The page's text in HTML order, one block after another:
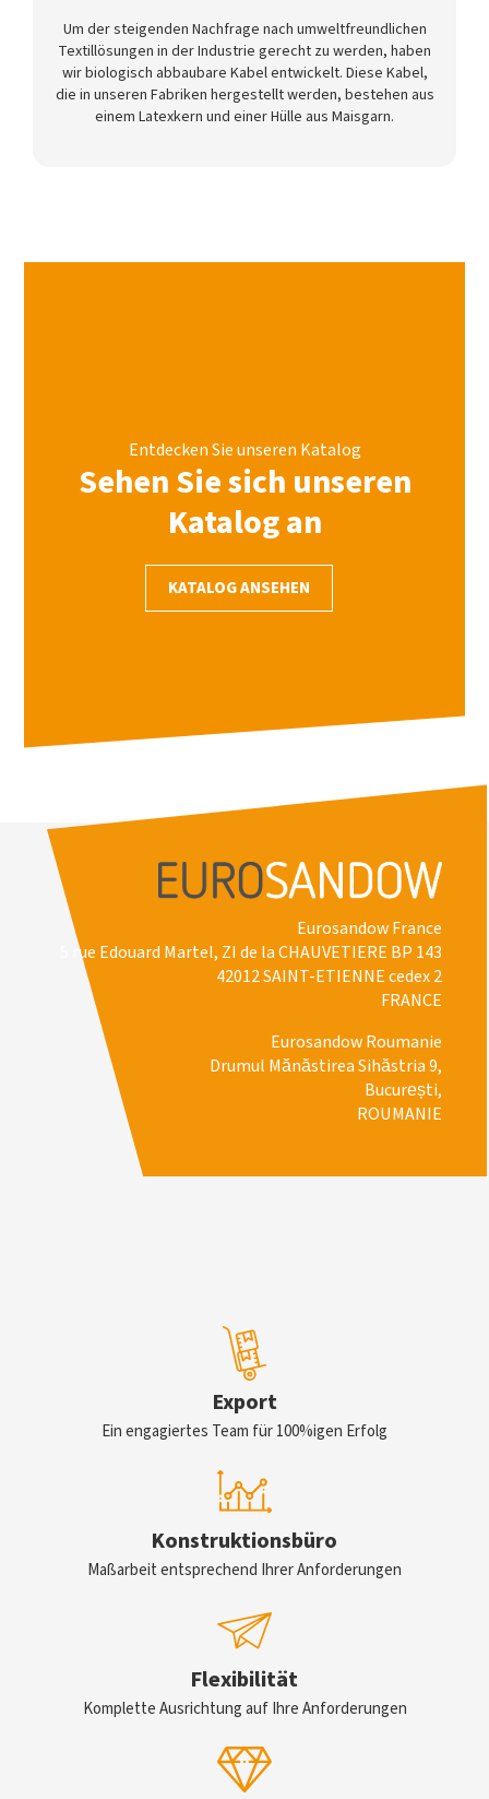
Um der steigenden Nachfrage nach umweltfreundlichen
Textillösungen in der Industrie gerecht zu werden, haben
wir biologisch abbaubare Kabel entwickelt. Diese Kabel,
die in unseren Fabriken hergestellt werden, bestehen aus
einem Latexkern und einer Hülle aus Maisgarn.
Entdecken Sie unseren Katalog
Sehen Sie sich unseren
Katalog an
KATALOG ANSEHEN
Eurosandow France
5 rue Edouard Martel, ZI de la CHAUVETIERE BP 143
42012 SAINT-ETIENNE cedex 2
FRANCE
Eurosandow Roumanie
Drumul Mănăstirea Sihăstria 9,
București,
ROUMANIE
Export
Ein engagiertes Team für 100%igen Erfolg
Konstruktionsbüro
Maßarbeit entsprechend Ihrer Anforderungen
Flexibilität
Komplette Ausrichtung auf Ihre Anforderungen